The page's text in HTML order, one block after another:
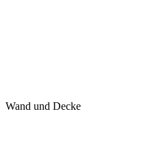
Wand und Decke